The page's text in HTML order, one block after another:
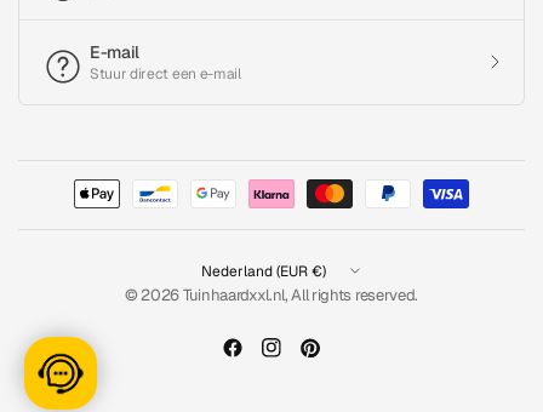
E-mail
Stuur direct een e-mail
Land/regio
bijwerken
© 2026 Tuinhaardxxl.nl, All rights reserved.